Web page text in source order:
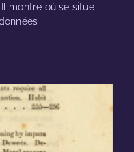
montre où se situe